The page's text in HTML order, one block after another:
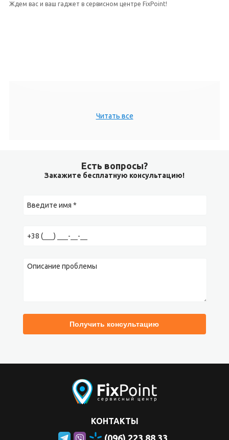
Ждем вас и ваш гаджет в сервисном центре FixPoint!
Читать все
Есть вопросы?
Закажите бесплатную консультацию!
КОНТАКТЫ